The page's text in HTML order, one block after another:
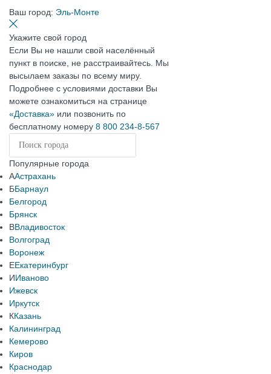
Ваш город: Эль-Монте
Укажите свой город
Если Вы не нашли свой населённый
пункт в поиске, не расстраивайтесь. Мы
высылаем заказы по всему миру.
Подробнее с условиями доставки Вы
можете ознакомиться на странице
«Доставка» или позвонить по
бесплатному номеру 8 800 234-8-567
Популярные города
ААстрахань
ББарнаул
Белгород
Брянск
ВВладивосток
Волгоград
Воронеж
ЕЕкатеринбург
ИИваново
Ижевск
Иркутск
ККазань
Калининград
Кемерово
Киров
Краснодар